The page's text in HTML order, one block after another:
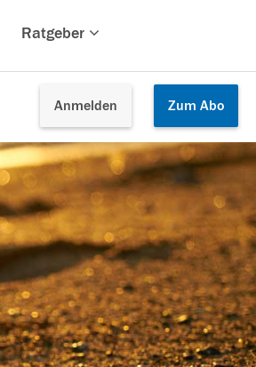
Ratgeber
Anmelden Zum Abo